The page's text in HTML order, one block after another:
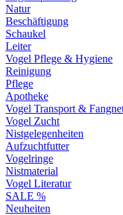
Natur
Beschäftigung
Schaukel
Leiter
Vogel Pflege & Hygiene
Reinigung
Pflege
Apotheke
Vogel Transport &
Vogel Zucht
Nistgelegenheiten
Aufzuchtfutter
Vogelringe
Nistmaterial
Vogel Literatur
SALE %
Neuheiten